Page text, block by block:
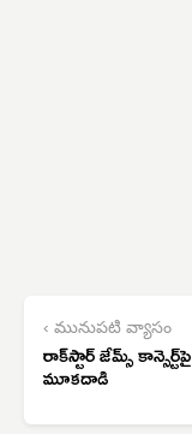
‹ మునుపటి వ్యాసం
రాక్‌స్టార్ జేమ్స్ కాన్సెర్ట్‌పై
మూకదాడి